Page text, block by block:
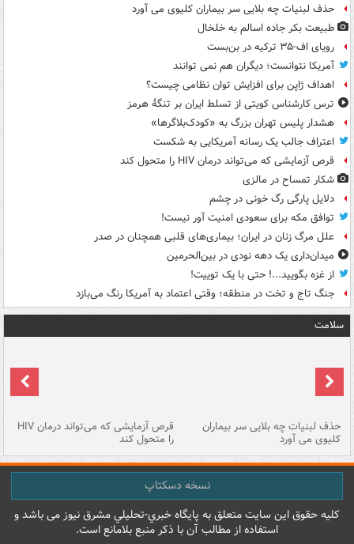
حذف لبنیات چه بلایی سر بیماران کلیوی می آورد
طبیعت بکر جاده اسالم به خلخال
رویای اف-۳۵ ترکیه در بن‌بست
آمریکا نتوانست؛ دیگران هم نمی توانند
اهداف ژاپن برای افزایش توان نظامی چیست؟
ترس کارشناس کویتی از تسلط ایران بر تنگۀ هرمز
هشدار پلیس تهران بزرگ به «کودک‌بلاگرها»
اعتراف جالب یک رسانه آمریکایی به شکست
قرص آزمایشی که می‌تواند درمان HIV را متحول کند
شکار تمساح در مالزی
دلایل پارگی رگ خونی در چشم
توافق مکه برای سعودی امنیت آور نیست!
علل مرگ زنان در ایران؛ بیماری‌های قلبی همچنان در صدر
میدان‌داری یک دهه نودی در بین‌الحرمین
از غزه بگویید...! حتی با یک توییت!
جنگ تاج و تخت در منطقه؛ وقتی اعتماد به آمریکا رنگ می‌بازد
سلامت
حذف لبنیات چه بلایی سر بیماران
کلیوی می آورد
قرص آزمایشی که می‌تواند درمان HIV
را متحول کند
نسخه دسکتاپ
کليه حقوق اين سايت متعلق به پایگاه خبري-تحليلي مشرق نيوز می باشد و
استفاده از مطالب آن با ذکر منبع بلامانع است.